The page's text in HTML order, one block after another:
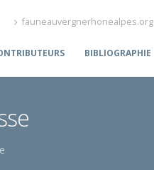
fauneauvergnerhonealpes.org
BIBLIOGRAPHIE